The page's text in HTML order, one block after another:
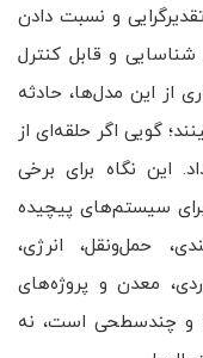
و نسبت دادن
و قابل کنترل
از این مدل‌ها، حادثه
گویی اگر حلقه‌ای از
این نگاه برای برخی
برای سیستم‌های پیچیده
حمل‌ونقل، انرژی،
معدن و پروژه‌های
و چندسطحی است، نه